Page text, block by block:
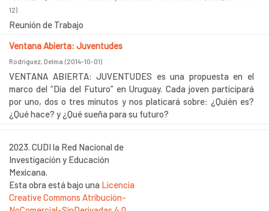
12)
Reunión de Trabajo
Ventana Abierta: Juventudes
Rodríguez, Delma (2014-10-01)
VENTANA ABIERTA: JUVENTUDES es una propuesta en el
marco del “Día del Futuro” en Uruguay. Cada joven participará
por uno, dos o tres minutos y nos platicará sobre: ¿Quién es?
¿Qué hace? y ¿Qué sueña para su futuro?
2023. CUDI la Red Nacional de
Investigación y Educación
Mexicana.
Esta obra está bajo una Licencia
Creative Commons Atribución-